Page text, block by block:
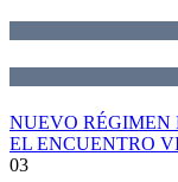
NUEVO RÉGIMEN
EL ENCUENTRO
03